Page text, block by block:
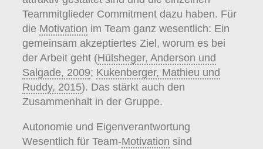
Teammitglieder Commitment dazu haben. Für
die Motivation im Team ganz wesentlich: Ein
gemeinsam akzeptiertes Ziel, worum es bei
der Arbeit geht (Hülsheger, Anderson und
Salgade, 2009; Kukenberger, Mathieu und
Ruddy, 2015). Das stärkt auch den
Zusammenhalt in der Gruppe.
Autonomie und Eigenverantwortung
Wesentlich für Team-Motivation sind